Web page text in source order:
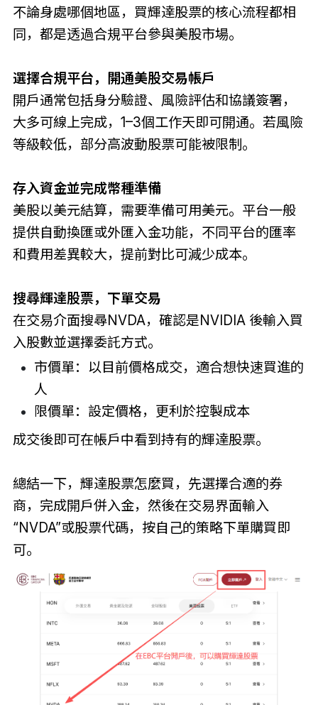
不論身處哪個地區，買輝達股票的核心流程都相
同，都是透過合規平台參與美股市場。
選擇合規平台，開通美股交易帳戶
開戶通常包括身分驗證、風險評估和協議簽署，
大多可線上完成，1–3個工作天即可開通。若風險
等級較低，部分高波動股票可能被限制。
存入資金並完成幣種準備
美股以美元結算，需要準備可用美元。平台一般
提供自動換匯或外匯入金功能，不同平台的匯率
和費用差異較大，提前對比可減少成本。
搜尋輝達股票，下單交易
在交易介面搜尋NVDA，確認是NVIDIA 後輸入買
入股數並選擇委託方式。
市價單：以目前價格成交，適合想快速買進的
人
限價單：設定價格，更利於控製成本
成交後即可在帳戶中看到持有的輝達股票。
總結一下，輝達股票怎麼買，先選擇合適的券
商，完成開戶併入金，然後在交易界面輸入
“NVDA”或股票代碼，按自己的策略下單購買即
可。